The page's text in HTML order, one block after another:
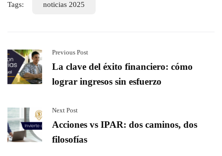
Tags: noticias 2025
Previous Post
La clave del éxito financiero: cómo
lograr ingresos sin esfuerzo
Next Post
Acciones vs IPAR: dos caminos, dos
filosofías